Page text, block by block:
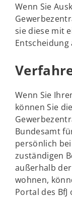
Wenn Sie
sie diese mit
Entscheidung
Wenn Sie
können Sie
Bundesamt
persönlich
zuständigen
außerhalb
wohnen,
Portal des